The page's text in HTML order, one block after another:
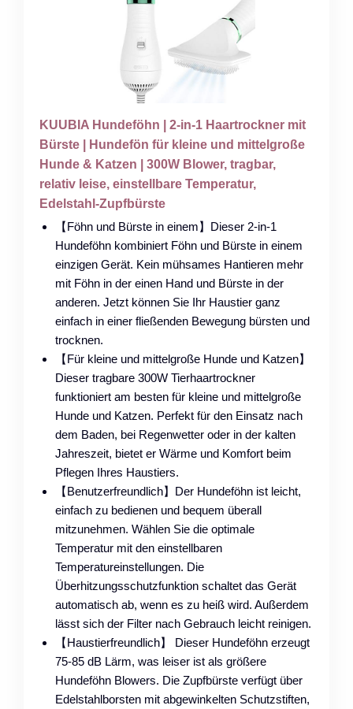
KUUBIA Hundeföhn | 2-in-1 Haartrockner mit
Bürste | Hundefön für kleine und mittelgroße
Hunde & Katzen | 300W Blower, tragbar,
relativ leise, einstellbare Temperatur,
Edelstahl-Zupfbürste
【Föhn und Bürste in einem】Dieser 2-in-1
Hundeföhn kombiniert Föhn und Bürste in einem
einzigen Gerät. Kein mühsames Hantieren mehr
mit Föhn in der einen Hand und Bürste in der
anderen. Jetzt können Sie Ihr Haustier ganz
einfach in einer fließenden Bewegung bürsten und
trocknen.
【Für kleine und mittelgroße Hunde und Katzen】
Dieser tragbare 300W Tierhaartrockner
funktioniert am besten für kleine und mittelgroße
Hunde und Katzen. Perfekt für den Einsatz nach
dem Baden, bei Regenwetter oder in der kalten
Jahreszeit, bietet er Wärme und Komfort beim
Pflegen Ihres Haustiers.
【Benutzerfreundlich】Der Hundeföhn ist leicht,
einfach zu bedienen und bequem überall
mitzunehmen. Wählen Sie die optimale
Temperatur mit den einstellbaren
Temperatureinstellungen. Die
Überhitzungsschutzfunktion schaltet das Gerät
automatisch ab, wenn es zu heiß wird. Außerdem
lässt sich der Filter nach Gebrauch leicht reinigen.
【Haustierfreundlich】 Dieser Hundeföhn erzeugt
75-85 dB Lärm, was leiser ist als größere
Hundeföhn Blowers. Die Zupfbürste verfügt über
Edelstahlborsten mit abgewinkelten Schutzstiften,